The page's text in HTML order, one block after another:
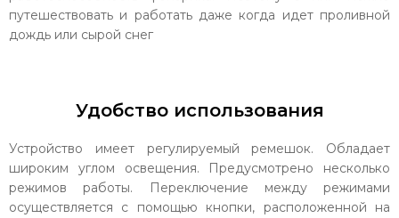
путешествовать и работать даже когда идет проливной
дождь или сырой снег
Удобство использования
Устройство имеет регулируемый ремешок. Обладает
широким углом освещения. Предусмотрено несколько
режимов работы. Переключение между режимами
осуществляется с помощью кнопки, расположенной на